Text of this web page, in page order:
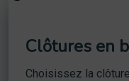
Clôtures en
Choisissez la